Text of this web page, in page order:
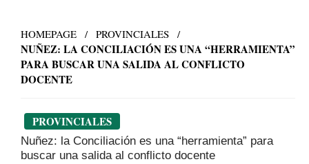
HOMEPAGE PROVINCIALES
NUÑEZ: LA CONCILIACIÓN ES UNA “HERRAMIENTA”
PARA BUSCAR UNA SALIDA AL CONFLICTO
DOCENTE
PROVINCIALES
Nuñez: la Conciliación es una “herramienta” para
buscar una salida al conflicto docente